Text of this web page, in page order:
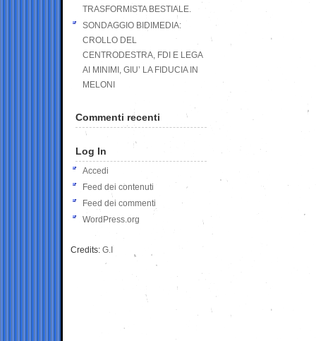
TRASFORMISTA BESTIALE.
SONDAGGIO BIDIMEDIA:
CROLLO DEL
CENTRODESTRA, FDI E LEGA
AI MINIMI, GIU’ LA FIDUCIA IN
MELONI
Commenti recenti
Log In
Accedi
Feed dei contenuti
Feed dei commenti
WordPress.org
Credits: G.I